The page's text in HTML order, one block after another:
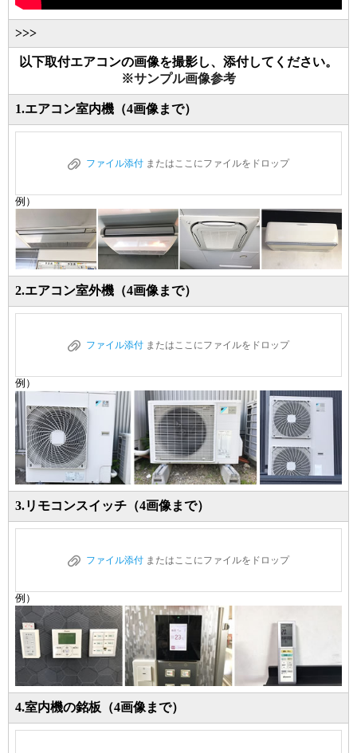
>>>
以下取付エアコンの画像を撮影し、添付してください。
※サンプル画像参考
1.エアコン室内機（4画像まで）
ファイル添付 またはここにファイルをドロップ
例）
2.エアコン室外機（4画像まで）
ファイル添付 またはここにファイルをドロップ
例）
3.リモコンスイッチ（4画像まで）
ファイル添付 またはここにファイルをドロップ
例）
4.室内機の銘板（4画像まで）